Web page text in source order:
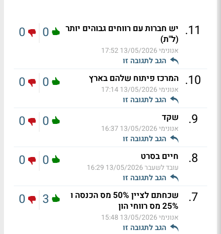
11
. יש חברות עם רווחים גבוהים יותר
(ל"ת)
אנונימי13/05/2026 17:52
הגב לתגובה זו
0
0
10
. המרכז פיתוח שלהם בארץ
אנונימי13/05/2026 17:14
הגב לתגובה זו
0
0
9
. שקד
אנונימי13/05/2026 16:37
הגב לתגובה זו
0
0
8
. חיים בסרט
עובד לשעבר13/05/2026 16:29
הגב לתגובה זו
0
0
7
.
שכחתם לציין 50% מס הכנסה ו
25% מס רווחי הון
אנונימי13/05/2026 15:48
הגב לתגובה זו
3
0